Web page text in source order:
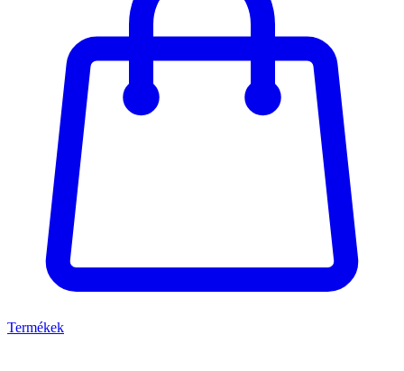
Termékek